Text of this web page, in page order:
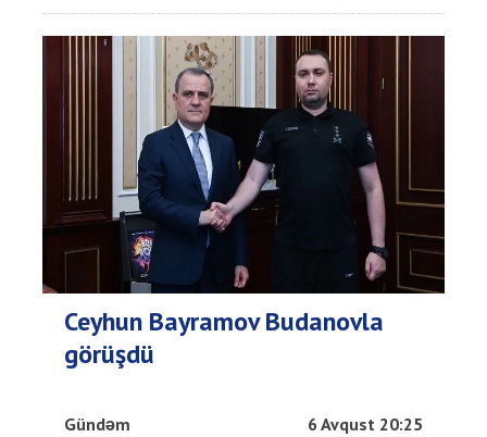
Ceyhun Bayramov Budanovla
görüşdü
Gündəm 6 Avqust 20:25